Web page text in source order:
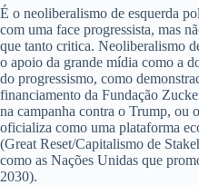
É o neoliberalismo de esquerda
com uma face progressista, mas
que tanto critica. Neoliberalismo
o apoio da grande mídia como a
do progressismo, como
financiamento da Fundação
na campanha contra o Trump,
oficializa como uma plataforma
(Great Reset/Capitalismo de
como as Nações Unidas que
2030).